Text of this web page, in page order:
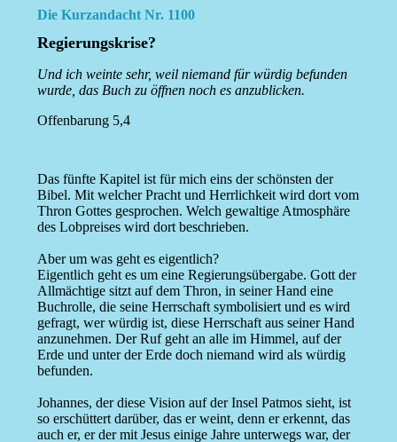
Die Kurzandacht Nr. 1100
Regierungskrise?
Und ich weinte sehr, weil niemand für würdig befunden
wurde, das Buch zu öffnen noch es anzublicken.
Offenbarung 5,4
Das fünfte Kapitel ist für mich eins der schönsten der
Bibel. Mit welcher Pracht und Herrlichkeit wird dort vom
Thron Gottes gesprochen. Welch gewaltige Atmosphäre
des Lobpreises wird dort beschrieben.
Aber um was geht es eigentlich?
Eigentlich geht es um eine Regierungsübergabe. Gott der
Allmächtige sitzt auf dem Thron, in seiner Hand eine
Buchrolle, die seine Herrschaft symbolisiert und es wird
gefragt, wer würdig ist, diese Herrschaft aus seiner Hand
anzunehmen. Der Ruf geht an alle im Himmel, auf der
Erde und unter der Erde doch niemand wird als würdig
befunden.
Johannes, der diese Vision auf der Insel Patmos sieht, ist
so erschüttert darüber, das er weint, denn er erkennt, das
auch er, er der mit Jesus einige Jahre unterwegs war, der